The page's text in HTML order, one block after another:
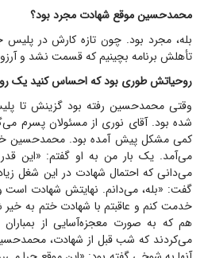
محمد‌حسین موقع شهادت مجرد بود؟
بله، مجرد بود. چون تازه کارش در پلیس
تأهلش برنامه بچینیم که قسمت نشد و
روحیاتش طوری بود که احساس کنید یک
وقتی محمد‌حسین رفته بود گزینش تا
شده بود. آقای نوری از مسئولان پسرم
کمی مشکل پیش آمده بود. محمد‌حسین
می‌آمد. یک بار من به او گفتم: «این
می‌دانی که احتمال شهادت در این شغل
گفت: «بله، می‌دانم. نهایتش شهادت است
خدمت کنم و عاقبتم با شهادت ختم به خیر
هم که به صورت معجزه‌آسایی از بمباران
می‌کردند که شب قبل از شهادت،